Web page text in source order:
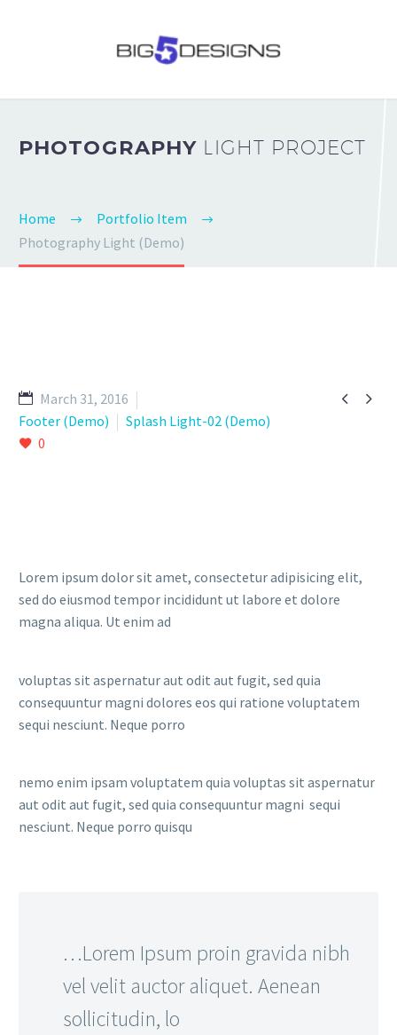
PHOTOGRAPHY LIGHT PROJECT
Home
Portfolio Item
Photography Light (Demo)
 
March 31, 2016
Footer (Demo)
Splash Light-02 (Demo)
0
Lorem ipsum dolor sit amet, consectetur adipisicing elit,
sed do eiusmod tempor incididunt ut labore et dolore
magna aliqua. Ut enim ad
voluptas sit aspernatur aut odit aut fugit, sed quia
consequuntur magni dolores eos qui ratione voluptatem
sequi nesciunt. Neque porro
nemo enim ipsam voluptatem quia voluptas sit aspernatur
aut odit aut fugit, sed quia consequuntur magni sequi
nesciunt. Neque porro quisqu
…Lorem Ipsum proin gravida nibh
vel velit auctor aliquet. Aenean
sollicitudin, lo